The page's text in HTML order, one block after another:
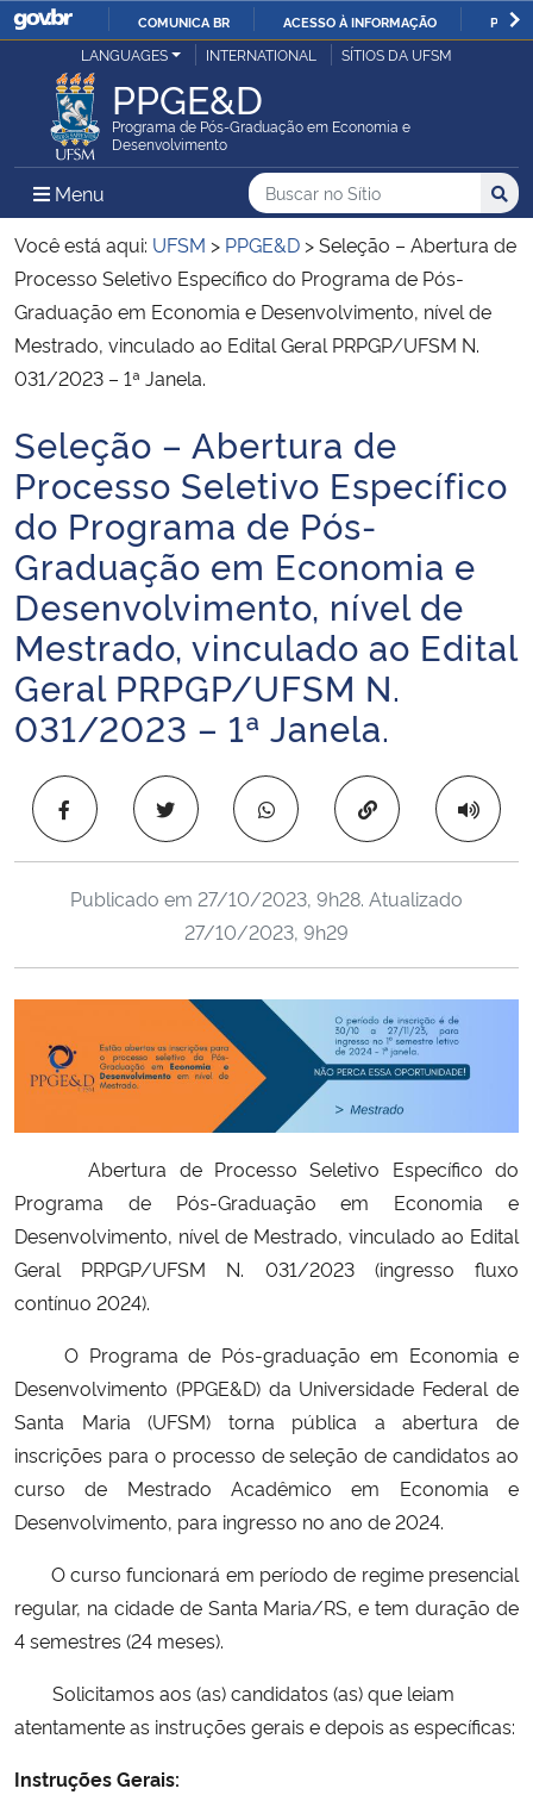
IR
O
COMUNICA BR ACESSO À INFORMAÇÃO
Ministério da Justiça e Segurança Pública
Ministério da Defesa
Ministério das Relações Exteriores
Ministério da Economia
Ministério da Educação
Ministério da Cidadania
Ministério da Saúde
Ministério de Minas e Energia
Ministério da Ciência, Tecnologia, Inovações e Comunicações
Ministério do Meio Ambiente
Ministério do Turismo
Ministério do Desenvolvimento Regional
Controladoria-Geral da União
Ministério da Mulher, da Família e dos Direitos Humanos
Gabinete de Segurança Institucional
Advocacia-Geral da União
Banco Central do Brasil
LANGUAGES INTERNATIONAL SÍTIOS DA UFSM
PPGE&D
Programa de Pós-Graduação em Economia e
Desenvolvimento
Menu Menu Principal do Sítio
Busca
Buscar no no Sítio
Busca:
Você está aqui: UFSM > PPGE&D >Seleção – Abertura de
Processo Seletivo Específico do Programa de Pós-
Graduação em Economia e Desenvolvimento, nível de
Mestrado, vinculado ao Edital Geral PRPGP/UFSM N.
031/2023 – 1ª Janela.
Início do conteúdo
Seleção – Abertura de
Processo Seletivo Específico
do Programa de Pós-
Graduação em Economia e
Desenvolvimento, nível de
Mestrado, vinculado ao Edital
Geral PRPGP/UFSM N.
031/2023 – 1ª Janela.
Copiar para área
Publicado em 27/10/2023, 9h28. Atualizado
27/10/2023, 9h29
Abertura de Processo Seletivo Específico do
Programa de Pós-Graduação em Economia e
Desenvolvimento, nível de Mestrado, vinculado ao Edital
Geral PRPGP/UFSM N. 031/2023 (ingresso fluxo
contínuo 2024).
O Programa de Pós-graduação em Economia e
Desenvolvimento (PPGE&D) da Universidade Federal de
Santa Maria (UFSM) torna pública a abertura de
inscrições para o processo de seleção de candidatos ao
curso de Mestrado Acadêmico em Economia e
Desenvolvimento, para ingresso no ano de 2024.
O curso funcionará em período de regime presencial
regular, na cidade de Santa Maria/RS, e tem duração de
4 semestres (24 meses).
Solicitamos aos (as) candidatos (as) que leiam
atentamente as instruções gerais e depois as específicas:
Instruções Gerais: